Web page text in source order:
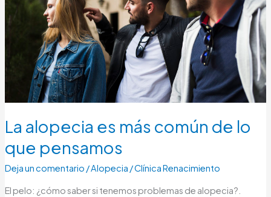
La alopecia es más común de lo
que pensamos
Deja un comentario /Alopecia /Clínica Renacimiento
El pelo: ¿cómo saber si tenemos problemas de alopecia?.
de
lo
que
pensamos